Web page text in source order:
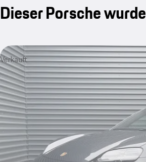
Dieser Porsche
Verkauft